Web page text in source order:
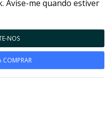
Avise-me quando estiver
NOS
COMPRAR